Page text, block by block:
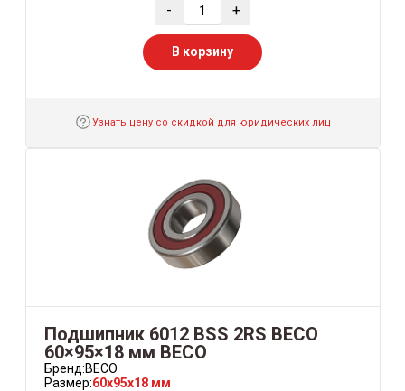
- +
В корзину
Узнать цену со скидкой для юридических лиц
Подшипник 6012 BSS 2RS BECO
60×95×18 мм BECO
Бренд:BECO
Размер:60x95x18 мм